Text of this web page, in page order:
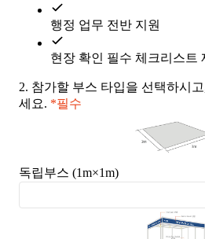
행정 업무 전반 지원
현장 확인 필수 체크리스트
2. 참가할 부스 타입을 선택하시
세요. *필수
독립부스 (1m×1m)